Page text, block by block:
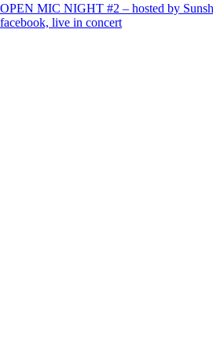
OPEN MIC NIGHT #2 – hosted by
facebook, live in concert